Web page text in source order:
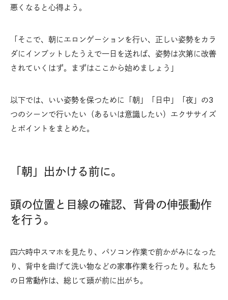
悪くなると心得よう。
「そこで、朝にエロンゲーションを行い、正しい姿勢をカラ
ダにインプットしたうえで一日を送れば、姿勢は次第に改善
されていくはず。まずはここから始めましょう」
以下では、いい姿勢を保つために「朝」「日中」「夜」の3
つのシーンで行いたい（あるいは意識したい）エクササイズ
とポイントをまとめた。
「朝」出かける前に。
頭の位置と目線の確認、背骨の伸張動作
を行う。
四六時中スマホを見たり、パソコン作業で前かがみになった
り、背中を曲げて洗い物などの家事作業を行ったり。私たち
の日常動作は、総じて頭が前に出がち。